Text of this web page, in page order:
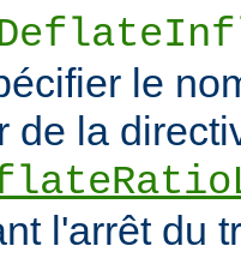
le
de la
l'arrêt du